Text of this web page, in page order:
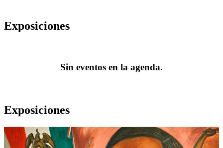
Exposiciones
Sin eventos en la agenda.
Exposiciones